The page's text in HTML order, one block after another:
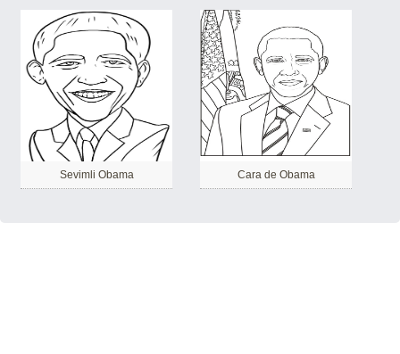
Sevimli Obama Cara de Obama